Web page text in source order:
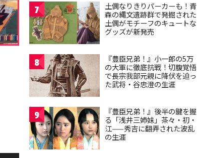
7
土偶なりきりパーカーも！青
森の縄文遺跡群で発掘された
土偶がモチーフのキュートな
グッズが新発売
8
『豊臣兄弟！』小一郎の5万
の大軍に徹底抗戦！切腹覚悟
で長宗我部元親に降伏を迫っ
た武将・谷忠澄の生涯
9
『豊臣兄弟！』後半の鍵を握
る「浅井三姉妹」茶々・初・
江——秀吉に翻弄された波乱
の生涯